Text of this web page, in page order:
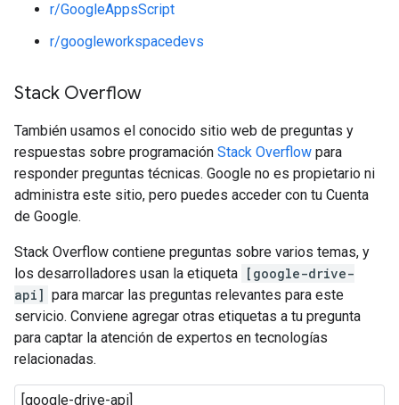
r/GoogleAppsScript
r/googleworkspacedevs
Stack Overflow
También usamos el conocido sitio web de preguntas y
respuestas sobre programación Stack Overflow para
responder preguntas técnicas. Google no es propietario ni
administra este sitio, pero puedes acceder con tu Cuenta
de Google.
Stack Overflow contiene preguntas sobre varios temas, y
los desarrolladores usan la etiqueta [google-drive-
api] para marcar las preguntas relevantes para este
servicio. Conviene agregar otras etiquetas a tu pregunta
para captar la atención de expertos en tecnologías
relacionadas.